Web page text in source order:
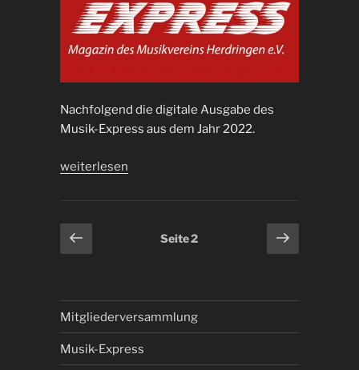
Nachfolgend die digitale Ausgabe des
Musik-Express aus dem Jahr 2022.
„Musik-
weiterlesen
Seitennummerierung
der
Vorherige
Seite
Seite2
Nächste
Seite
Mitgliederversammlung
Musik-Express